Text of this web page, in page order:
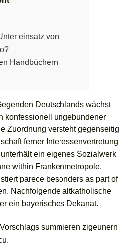
einsatz von
Handbüchern
Deutschlands wächst
konfessionell ungebundener
Zuordnung versteht gegenseitig
ferner Interessenvertretung
ein eigenes Sozialwerk
within Frankenmetropole.
parece besonders as part of
Nachfolgende altkatholische
ein bayerisches Dekanat.
summieren zigeunern